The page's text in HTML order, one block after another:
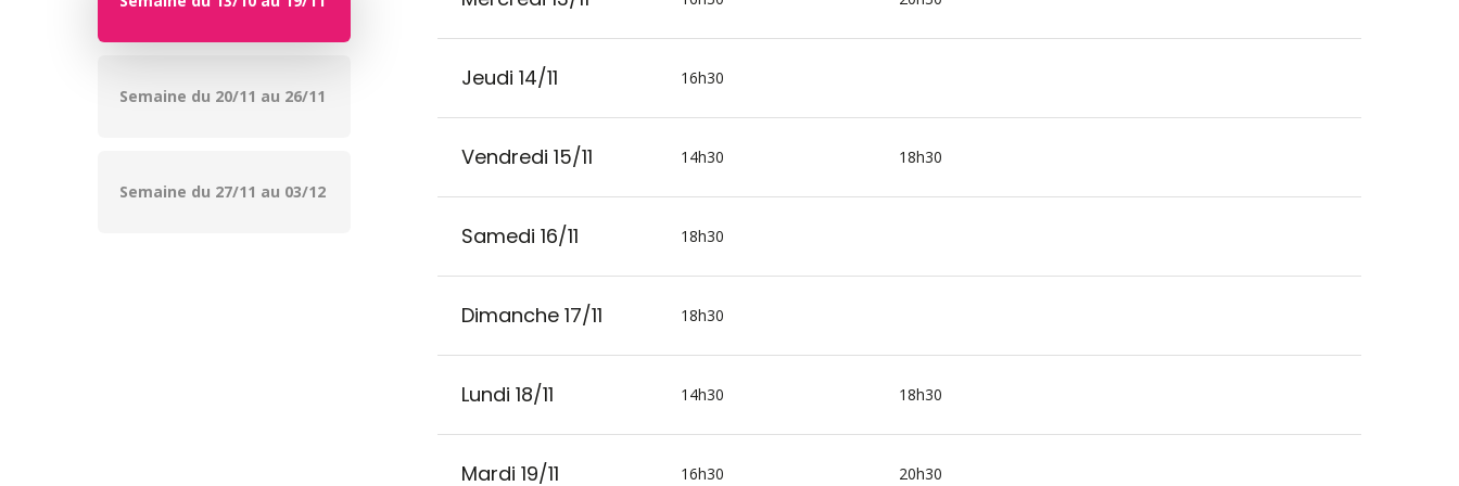
Semaine du 20/11 au 26/11
Semaine du 27/11 au 03/12
Jeudi 14/11 16h30
Vendredi 15/11 14h30 18h30
Samedi 16/11 18h30
Dimanche 17/11 18h30
Lundi 18/11 14h30 18h30
Mardi 19/11 16h30 20h30